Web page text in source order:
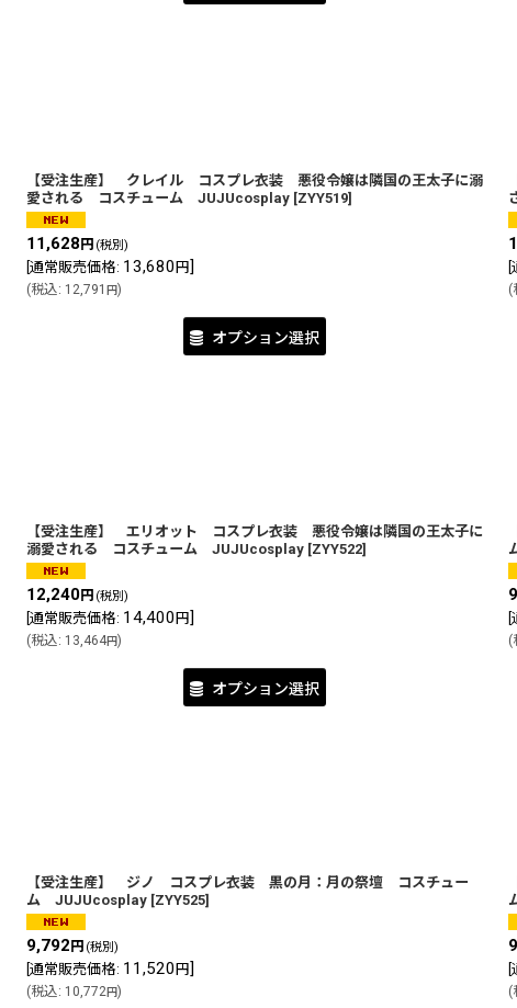
【受注生産】 クレイル コスプレ衣装 悪役令嬢は隣国の王太子に溺
愛される コスチューム JUJUcosplay [ZYY519]
11,628 円 (税別)
通常販売価格: 13,680 円]
(税込: 12,791 円)
オプション選択
[
(
【受注生産】 エリオット コスプレ衣装 悪役令嬢は隣国の王太子に
溺愛される コスチューム JUJUcosplay [ZYY522]
12,240円 (税別)
通常販売価格: 14,400 円]
(税込: 13,464円)
オプション選択
[
(
【受注生産】 ジノ コスプレ衣装 黒の月：月の祭壇 コスチュー
ム JUJUcosplay [ZYY525]
9,792 円 (税別)
通常販売価格: 11,520 円]
(税込: 10,772円)
[
(